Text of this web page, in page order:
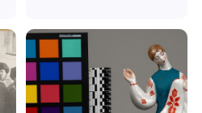
Арцизької міської
ради